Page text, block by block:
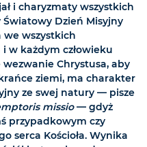
i charyzmaty wszystkich
Światowy Dzień Misyjny
we wszystkich
w każdym człowieku
Chrystusa, aby
ziemi, ma charakter
ze swej natury — pisze
missio— gdyż
przypadkowym czy
serca Kościoła. Wynika